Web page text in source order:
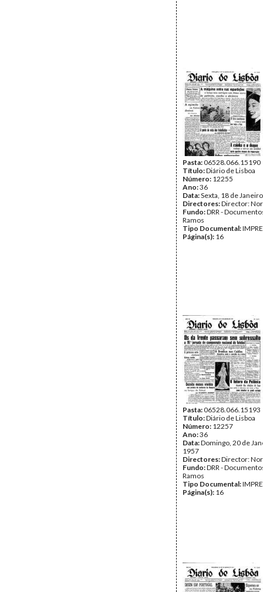
Pasta:06528.066.15190
Título:Diário de Lisboa
Número: 12255
Ano:36
Data:Sexta, 18 de
Directores:Director:
Fundo:DRR -
Ramos
Tipo Documental:
Página(s): 16
Pasta:06528.066.15193
Título:Diário de Lisboa
Número: 12257
Ano:36
Data:Domingo, 20 de
1957
Directores:Director:
Fundo:DRR -
Ramos
Tipo Documental:
Página(s): 16